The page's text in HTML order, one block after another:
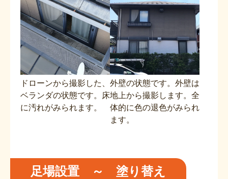
ドローンから撮影した、
ベランダの状態です。床
に汚れがみられます。
外壁の状態です。外壁は
地上から撮影します。全
体的に色の退色がみられ
ます。
足場設置 ～ 塗り替え